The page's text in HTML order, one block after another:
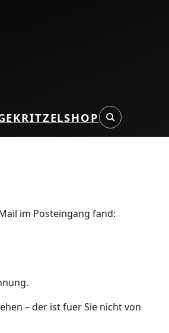
SHOP
im Posteingang fand:
– der ist fuer Sie nicht von